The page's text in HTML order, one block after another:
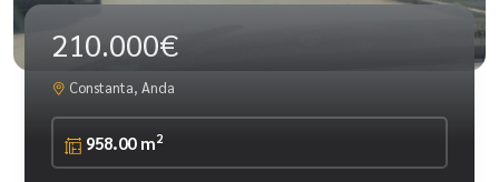
210.000€
Constanta, Anda
958.00 m2